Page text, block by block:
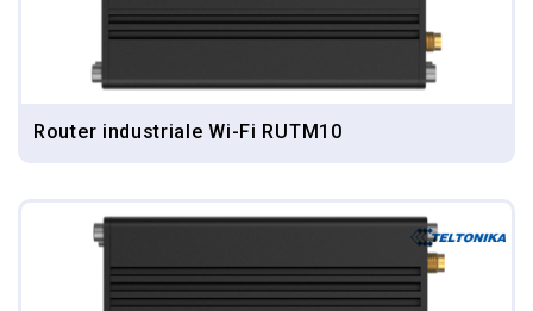
Router industriale Wi-Fi RUTM10